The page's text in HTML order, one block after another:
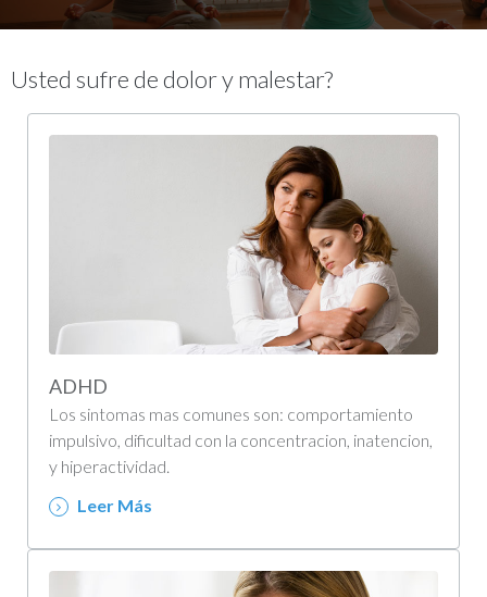
Usted sufre de dolor y malestar?
ADHD
Los sintomas mas comunes son: comportamiento
impulsivo, dificultad con la concentracion, inatencion,
y hiperactividad.
Leer Más